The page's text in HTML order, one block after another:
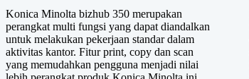
adalah:
Rp9,000,000.
ini
adalah:
Rp6,500,000.
Konica Minolta bizhub 350 merupakan
perangkat multi fungsi yang dapat diandalkan
untuk melakukan pekerjaan standar dalam
aktivitas kantor. Fitur print, copy dan scan
yang memudahkan pengguna menjadi nilai